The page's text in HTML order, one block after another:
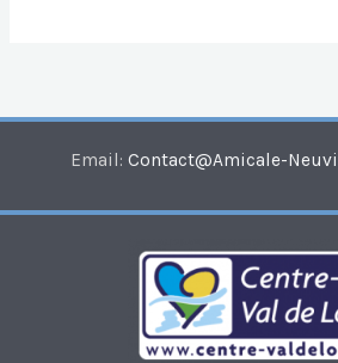
Email: Contact@amicale-